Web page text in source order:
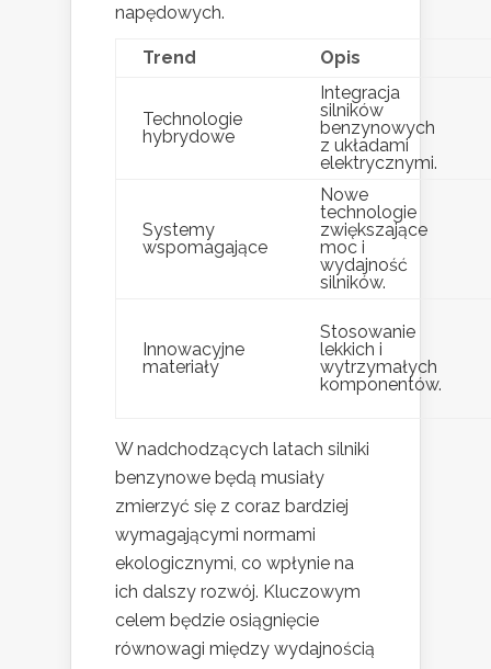
napędowych.
Trend Opis
Technologie
hybrydowe
Integracja
silników
benzynowych
z układami
elektrycznymi.
Systemy
wspomagające
Nowe
technologie
zwiększające
moc i
wydajność
silników.
Innowacyjne
materiały
Stosowanie
lekkich i
wytrzymałych
komponentów.
W nadchodzących latach silniki
benzynowe będą musiały
zmierzyć się z coraz bardziej
wymagającymi normami
ekologicznymi, co wpłynie na
ich dalszy rozwój. Kluczowym
celem będzie osiągnięcie
równowagi między wydajnością